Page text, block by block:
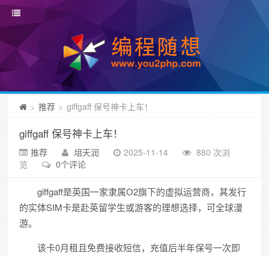
> 推荐 > giffgaff 保号神卡上车！
giffgaff 保号神卡上车！
推荐 俎天润 2025-11-14
880 次浏
览
0个评论
giffgaff是英国一家隶属O2旗下的虚拟运营商，其发行
的实体SIM卡是赴英留学生或游客的理想选择，可全球漫
游。
该卡0月租且免费接收短信，充值后半年保号一次即